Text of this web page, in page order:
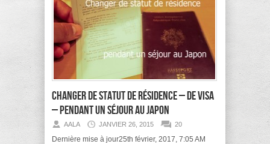
Changer de statut de résidence – de visa
– pendant un séjour au Japon
AALA JANVIER 26, 2015 20
Dernière mise à jour25th février, 2017, 7:05 AM